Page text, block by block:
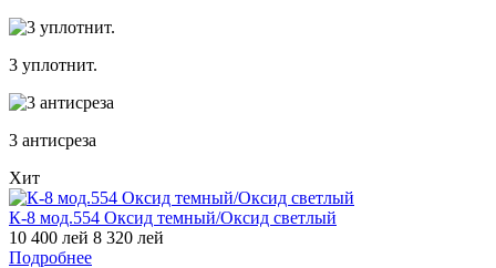
3 уплотнит.
3 антисреза
Хит
К-8 мод.554 Оксид темный/Оксид светлый
10 400 лей 8 320 лей
Подробнее